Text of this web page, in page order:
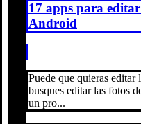
17 apps para
Android
Puede que quieras
busques editar las fotos
un pro...